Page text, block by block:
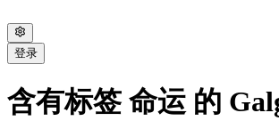
登录
含有标签 命运 的